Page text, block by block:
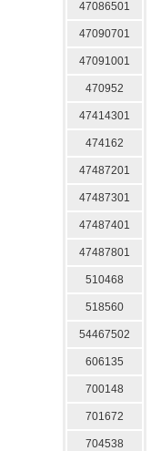
47086501
47090701
47091001
470952
47414301
474162
47487201
47487301
47487401
47487801
510468
518560
54467502
606135
700148
701672
704538